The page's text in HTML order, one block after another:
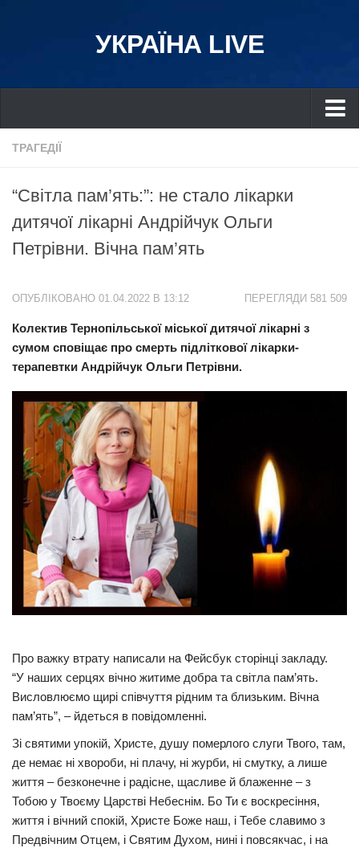
УКРАЇНА LIVE
Україна
Дніпро
Львів
Івано-Франківськ
Донбас
Одеса
Економіка
Політика
Світ
Цікаво
Наука
Технології
Історії
Рецепти
Здоров’я
Події
Кримінал
Трагедії
Курйози
Суспільство
Культура
ТРАГЕДІЇ
“Світла пам’ять:”: не стало лікарки
дитячої лікарні Андрійчук Ольги
Петрівни. Вічна пам’ять
ПЕРЕГЛЯДИ 581 509
ОПУБЛІКОВАНО 01.04.2022 В 13:12
Колектив Тернопільської міської дитячої лікарні з
сумом сповіщає про смерть підліткової лікарки-
терапевтки Андрійчук Ольги Петрівни.
Про важку втрату написали на Фейсбук сторінці закладу.
“У наших серцях вічно житиме добра та світла пам’ять.
Висловлюємо щирі співчуття рідним та близьким. Вічна
пам’ять”, – йдеться в повідомленні.
Зі святими упокій, Христе, душу померлого слуги Твого, там,
де немає ні хвороби, ні плачу, ні журби, ні смутку, а лише
життя – безконечне і радісне, щасливе й блаженне – з
Тобою у Твоєму Царстві Небеснім. Бо Ти є воскресіння,
життя і вічний спокій, Христе Боже наш, і Тебе славимо з
Предвічним Отцем, і Святим Духом, нині і повсякчас, і на